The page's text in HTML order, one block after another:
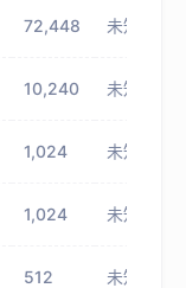
72,448 未知
10,240 未知
1,024 未知
1,024 未知
512 未知